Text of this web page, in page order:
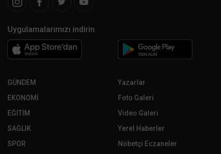
Uygulamalarımızı indirin
GÜNDEM
EKONOMİ
EĞİTİM
SAĞLIK
SPOR
Yazarlar
Foto Galeri
Video Galeri
Yerel Haberler
Nöbetçi Eczaneler